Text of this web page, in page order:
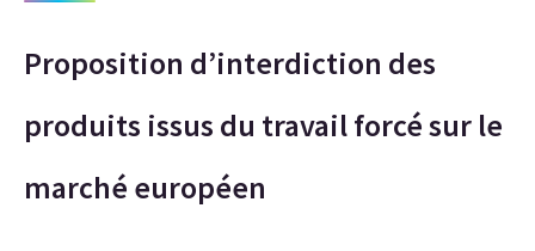
Proposition d’interdiction des
produits issus du travail forcé sur le
marché européen